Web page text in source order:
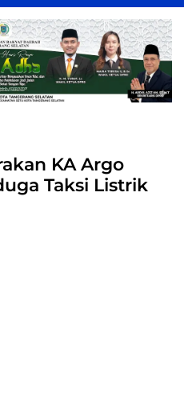
KA Argo
Taksi Listrik